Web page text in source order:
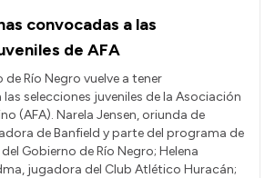
convocadas a las
de AFA
Río Negro vuelve a tener
selecciones juveniles de la Asociación
(AFA). Narela Jensen, oriunda de
de Banfield y parte del programa de
Gobierno de Río Negro; Helena
jugadora del Club Atlético Huracán;